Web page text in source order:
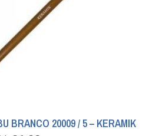
BRANCO 20009 / 5 – KERAMIK